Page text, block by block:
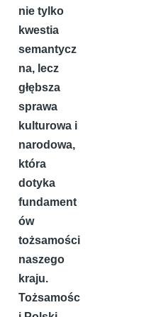
nie tylko
kwestia
semantycz
na, lecz
głębsza
sprawa
kulturowa i
narodowa,
która
dotyka
fundament
ów
tożsamości
naszego
kraju.
Tożsamośc